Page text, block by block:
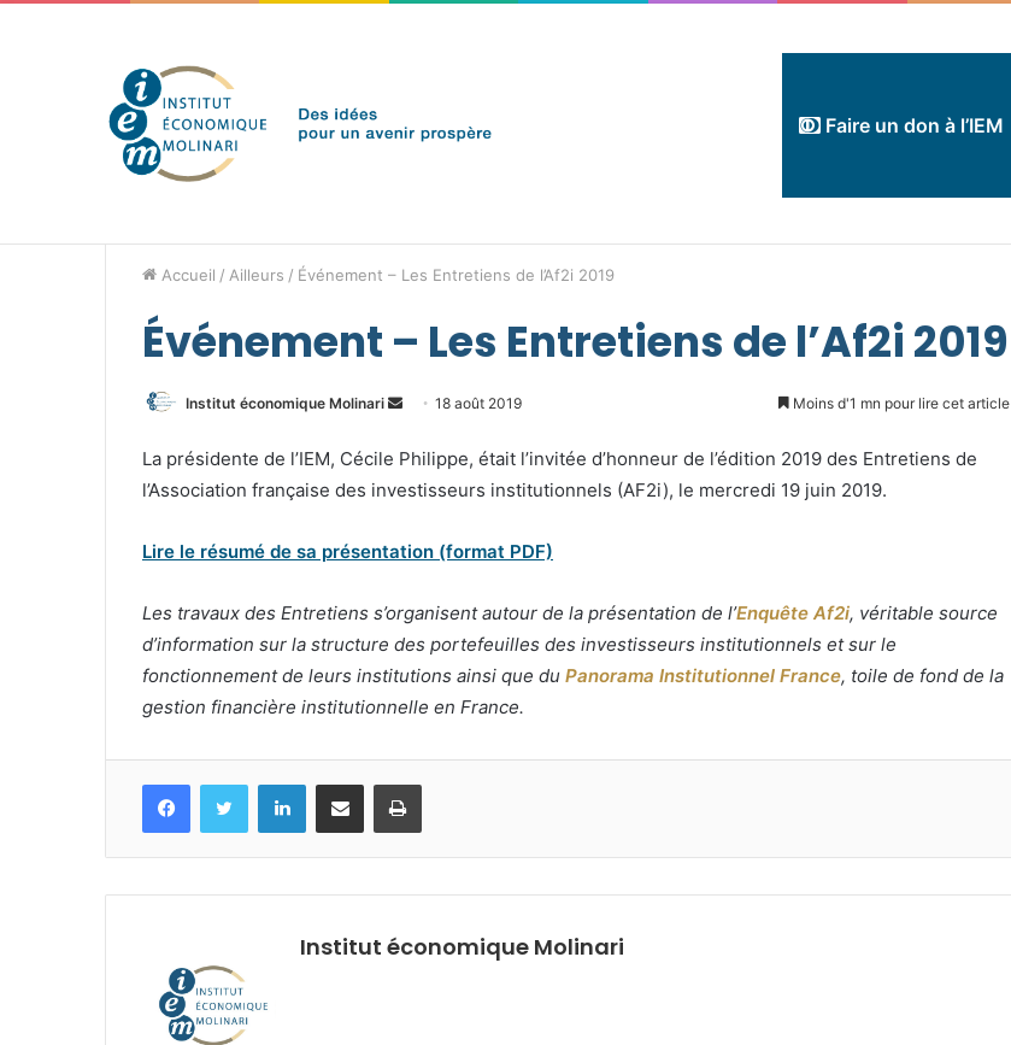
Faire un don à l’IEM
Accueil / Ailleurs / Événement – Les Entretiens de l’Af2i 2019
Événement – Les Entretiens de l’Af2i 2019
Institut économique Molinari
Envoyer
courriel
18 août 2019 Moins d'1 mn pour lire cet article
La présidente de l’IEM, Cécile Philippe, était l’invitée d’honneur de l’édition 2019 des Entretiens de
l’Association française des investisseurs institutionnels (AF2i), le mercredi 19 juin 2019.
Lire le résumé de sa présentation (format PDF)
Les travaux des Entretiens s’organisent autour de la présentation de l’Enquête Af2i, véritable source
d’information sur la structure des portefeuilles des investisseurs institutionnels et sur le
fonctionnement de leurs institutions ainsi que du Panorama Institutionnel France, toile de fond de la
gestion financière institutionnelle en France.
FacebookTwitter LinkedinPartagez par mail Imprimez
Institut économique Molinari